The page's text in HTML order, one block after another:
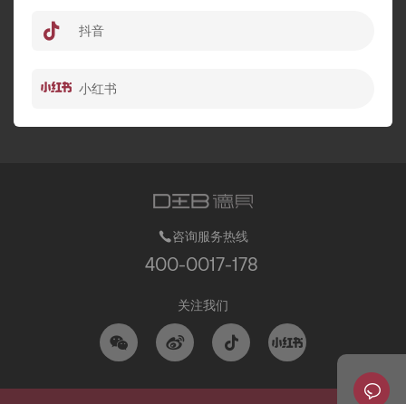
抖音
小红书
咨询服务热线
400-0017-178
关注我们